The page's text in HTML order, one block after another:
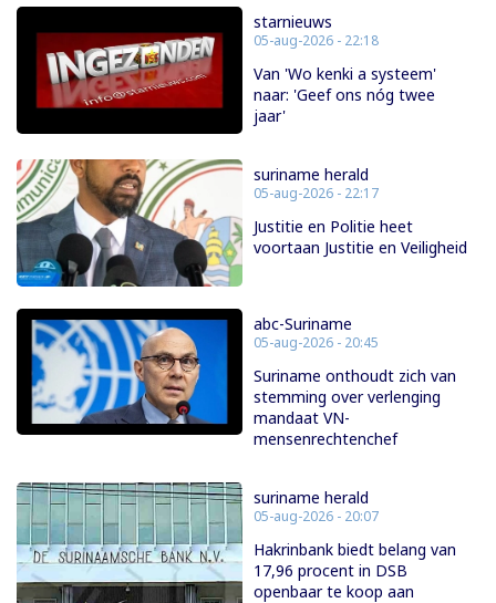
starnieuws
05-aug-2026 - 22:18
Van 'Wo kenki a systeem'
naar: 'Geef ons nóg twee
jaar'
suriname herald
05-aug-2026 - 22:17
Justitie en Politie heet
voortaan Justitie en Veiligheid
abc-Suriname
05-aug-2026 - 20:45
Suriname onthoudt zich van
stemming over verlenging
mandaat VN-
mensenrechtenchef
suriname herald
05-aug-2026 - 20:07
Hakrinbank biedt belang van
17,96 procent in DSB
openbaar te koop aan